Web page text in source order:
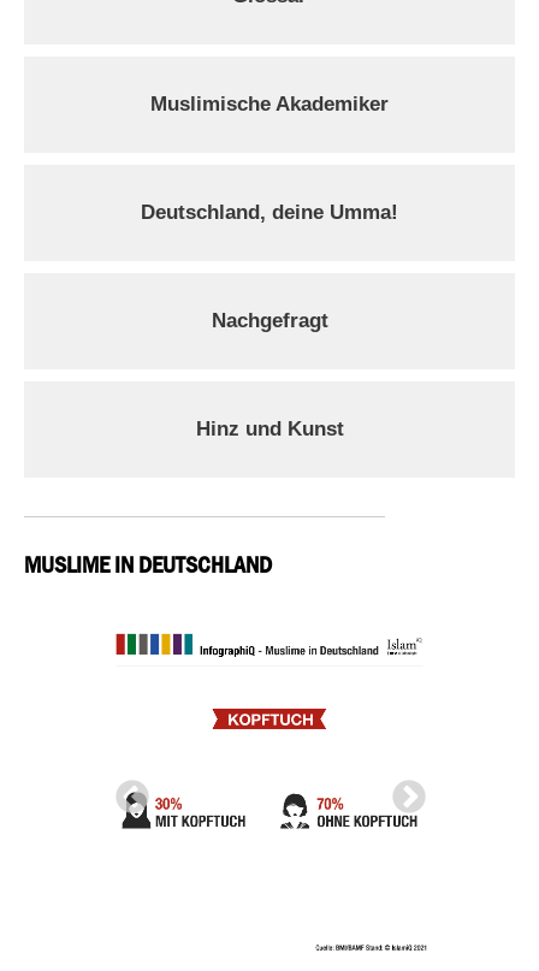
Muslimische Akademiker
Deutschland, deine Umma!
Nachgefragt
Hinz und Kunst
MUSLIME IN DEUTSCHLAND